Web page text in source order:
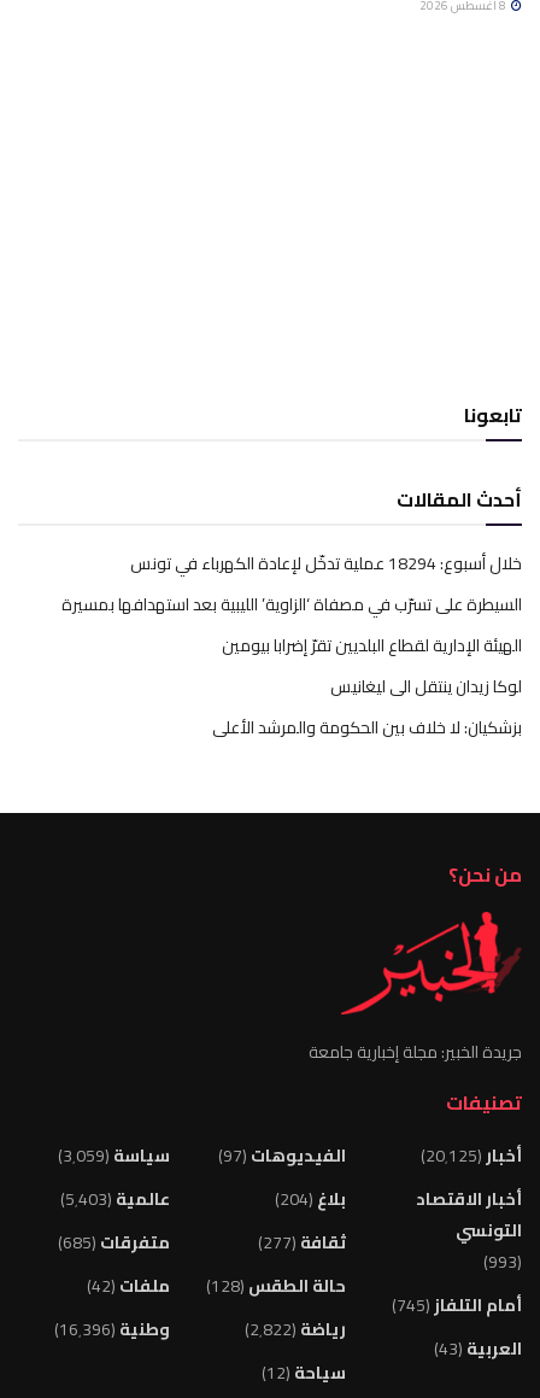
تابعونا
أحدث المقالات
خلال أسبوع: 18294 عملية تدخّل لإعادة الكهرباء في تونس
السيطرة على تسرّب في مصفاة ‘الزاوية’ الليبية بعد استهدافها بمسيرة
الهيئة الإدارية لقطاع البلديين تقرّ إضرابا بيومين
لوكا زيدان ينتقل الى ليغانيس
بزشكيان: لا خلاف بين الحكومة والمرشد الأعلى
من نحن؟
جريدة الخبير: مجلة إخبارية جامعة
تصنيفات
أخبار(20٬125)
أخبار الاقتصاد
التونسي
(993)
أمام التلفاز(745)
العربية(43)
الفيديوهات(97)
بلاغ(204)
ثقافة(277)
حالة الطقس(128)
رياضة(2٬822)
سياحة(12)
سياسة(3٬059)
عالمية(5٬403)
متفرقات(685)
ملفات(42)
وطنية(16٬396)